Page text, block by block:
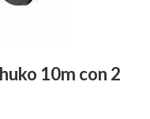
10m con 2